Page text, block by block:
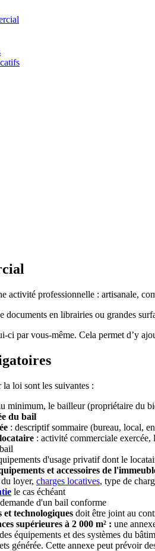
activité professionnelle : artisanale,
documents en librairies ou grandes
ci par vous-même. Cela permet d’y
la loi sont les suivantes :
minimum, le bailleur (propriétaire du
du bail
: descriptif sommaire (bureau, local,
: activité commerciale exercée,
d'usage privatif dont le
et accessoires de
loyer, charges locatives, type de
le cas échéant
d'un bail conforme
et technologiques doit être joint au
supérieures à 2 000 m² : une
équipements et des systèmes du
générée. Cette annexe peut prévoir